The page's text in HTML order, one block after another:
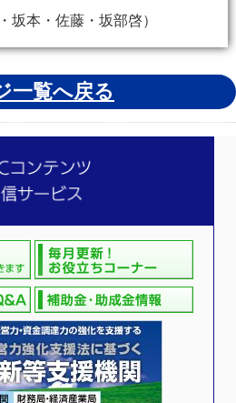
坂本・佐藤・坂部啓）
一覧へ戻る